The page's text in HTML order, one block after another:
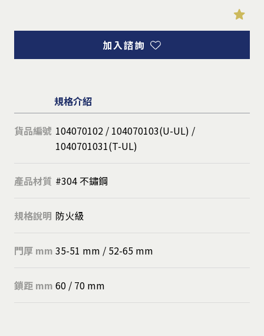
加入諮詢
規格介紹
貨品編號 104070102 / 104070103(U-UL) /
1040701031(T-UL)
產品材質 #304 不鏽鋼
規格說明 防火級
門厚 mm 35-51 mm / 52-65 mm
鎖距 mm 60 / 70 mm